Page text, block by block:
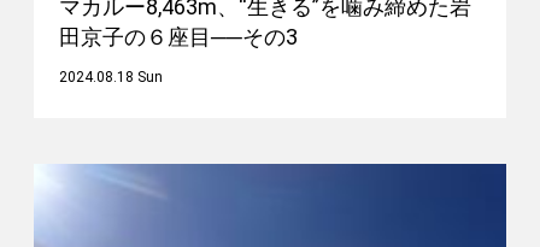
マカルー8,463m、“生きる”を噛み締めた岩
田京子の６座目──その3
2024.08.18 Sun